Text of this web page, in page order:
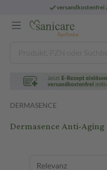
DERMASENCE
Dermasence Anti-Aging